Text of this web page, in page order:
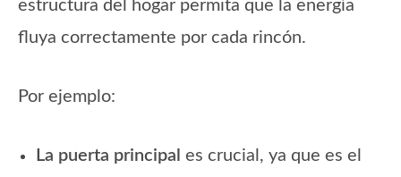
estructura del hogar permita que la energía
fluya correctamente por cada rincón.
Por ejemplo:
La puerta principal es crucial, ya que es el